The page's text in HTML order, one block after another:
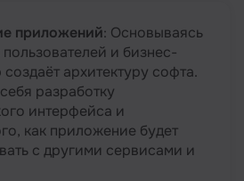
приложений: Основываясь
и бизнес-
создаёт архитектуру софта.
разработку
интерфейса и
как приложение будет
с другими сервисами и